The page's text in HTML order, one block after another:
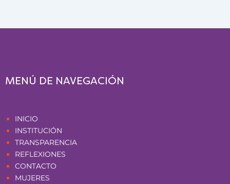
MENÚ DE NAVEGACIÓN
INICIO
INSTITUCIÓN
TRANSPARENCIA
REFLEXIONES
CONTACTO
MUJERES